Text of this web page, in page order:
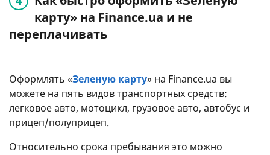
карту» на Finance.ua и не
переплачивать
Оформлять «Зеленую карту» на Finance.ua вы
можете на пять видов транспортных средств:
легковое авто, мотоцикл, грузовое авто, автобус и
прицеп/полуприцеп.
Относительно срока пребывания это можно